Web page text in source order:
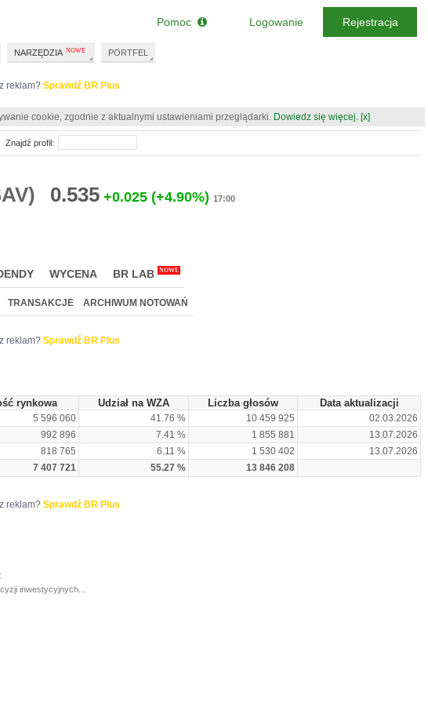
reklam? Sprawdź BR Plus
cookie, zgodnie z aktualnymi ustawieniami przeglądarki. Dowiedz się więcej. [x]
0.535 +0.025 (+4.90%) 17:00
WYCENA BR LAB NOWE
TRANSAKCJE ARCHIWUM NOTOWAŃ
reklam? Sprawdź BR Plus
rynkowa Udział na WZA Liczba głosów Data aktualizacji
5 596 060 41.76 % 10 459 925
02.03.2026
992 896 7.41 % 1 855 881
13.07.2026
818 765 6.11 % 1 530 402 13.07.2026
7 407 721 55.27 % 13 846 208
reklam? Sprawdź BR Plus
Znajdź profil:
NARZĘDZIA PORTFEL
Pomoc Logowanie Rejestracja
inwestycyjnych...